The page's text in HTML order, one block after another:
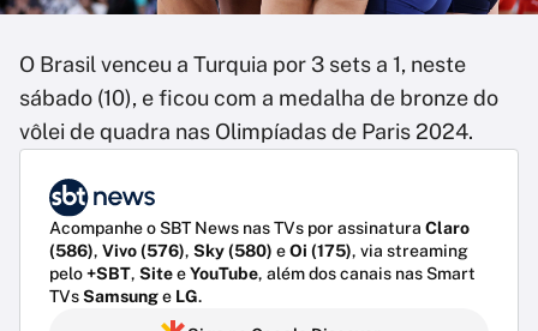
O Brasil venceu a Turquia por 3 sets a 1, neste
sábado (10), e ficou com a medalha de bronze do
vôlei de quadra nas Olimpíadas de Paris 2024.
Acompanhe o SBT News nas TVs por assinatura Claro
(586), Vivo (576), Sky (580) eOi (175), via streaming
pelo+SBT, SiteeYouTube, além dos canais nas Smart
TVsSamsunge LG.